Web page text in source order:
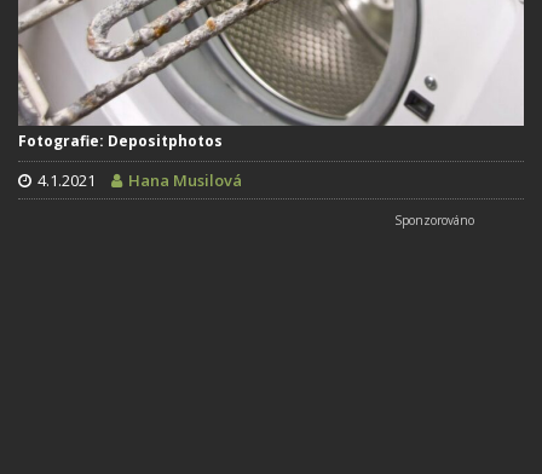
Fotografie: Depositphotos
4.1.2021 Hana Musilová